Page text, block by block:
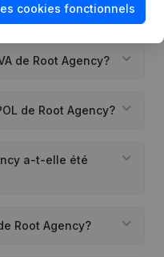
de Root Agency?
de Root Agency?
a-t-elle été
Root Agency?
cookies fonctionnels